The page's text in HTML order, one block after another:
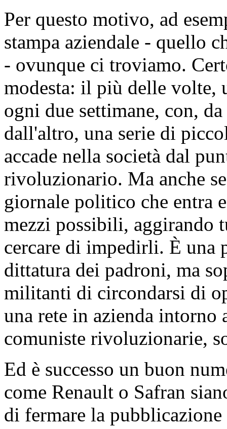
Per questo motivo, ad
stampa aziendale - quello
- ovunque ci troviamo.
modesta: il più delle volte,
ogni due settimane, con,
dall'altro, una serie di
accade nella società dal
rivoluzionario. Ma anche
giornale politico che entra
mezzi possibili, aggirando
cercare di impedirli. È una
dittatura dei padroni, ma
militanti di circondarsi di
una rete in azienda
comuniste rivoluzionarie,
Ed è successo un buon
come Renault o Safran
di fermare la